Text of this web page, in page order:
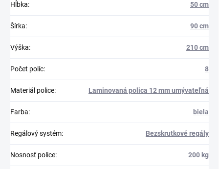
Hĺbka: 50 cm
Šírka: 90 cm
Výška: 210 cm
Počet políc: 8
Materiál police: Laminovaná polica 12 mm umývateľná
Farba: biela
Regálový systém: Bezskrutkové regály
Nosnosť police: 200 kg